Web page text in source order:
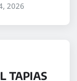
2026
TAPIAS